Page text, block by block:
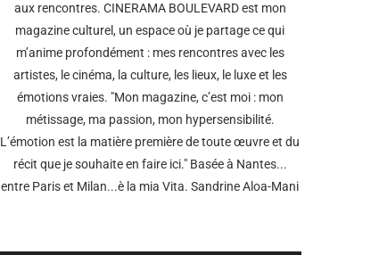
aux rencontres. CINERAMA BOULEVARD est mon
magazine culturel, un espace où je partage ce qui
m’anime profondément : mes rencontres avec les
artistes, le cinéma, la culture, les lieux, le luxe et les
émotions vraies. "Mon magazine, c’est moi : mon
métissage, ma passion, mon hypersensibilité.
L’émotion est la matière première de toute œuvre et du
récit que je souhaite en faire ici." Basée à Nantes...
entre Paris et Milan...è la mia Vita. Sandrine Aloa-Mani